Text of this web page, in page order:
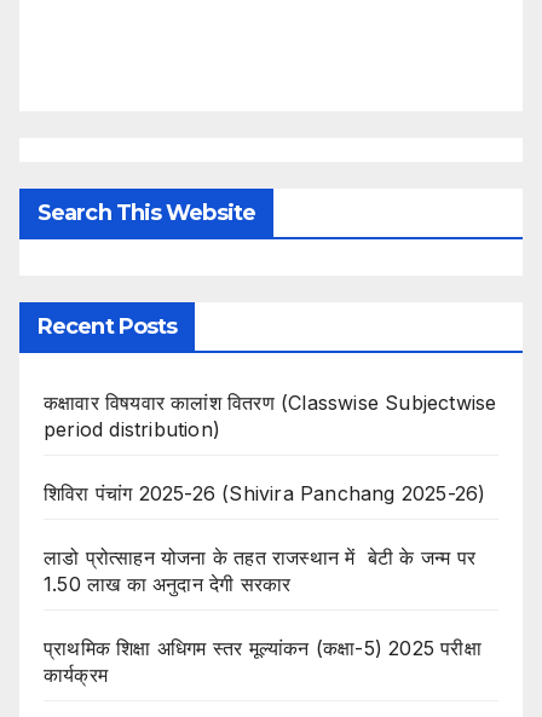
Search This Website
Recent Posts
कक्षावार विषयवार कालांश वितरण (Classwise Subjectwise
period distribution)
शिविरा पंचांग 2025-26 (Shivira Panchang 2025-26)
लाडो प्रोत्साहन योजना के तहत राजस्थान में बेटी के जन्म पर
1.50 लाख का अनुदान देगी सरकार
प्राथमिक शिक्षा अधिगम स्तर मूल्यांकन (कक्षा-5) 2025 परीक्षा
कार्यक्रम